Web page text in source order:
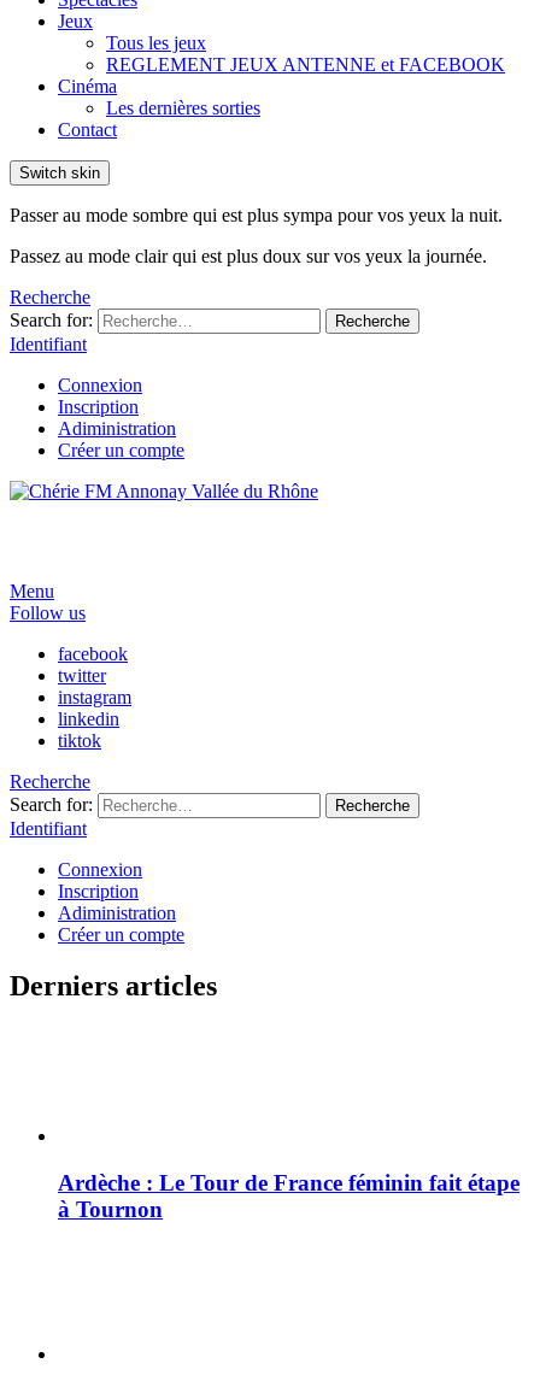
Jeux
Tous les jeux
REGLEMENT JEUX ANTENNE et FACEBOOK
Cinéma
Les dernières sorties
Contact
Switch skin
Passer au mode sombre qui est plus sympa pour vos yeux la nuit.
Passez au mode clair qui est plus doux sur vos yeux la journée.
Recherche
Search for:
Recherche
Identifiant
Connexion
Inscription
Adiministration
Créer un compte
Menu
Follow us
facebook
twitter
instagram
linkedin
tiktok
Recherche
Search for:
Recherche
Identifiant
Connexion
Inscription
Adiministration
Créer un compte
Derniers articles
Ardèche : Le Tour de France féminin fait étape
à Tournon